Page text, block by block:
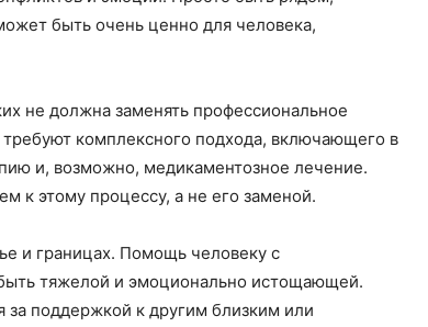
быть очень ценно для человека,
не должна заменять профессиональное
комплексного подхода, включающего в
и, возможно, медикаментозное лечение.
к этому процессу, а не его заменой.
и границах. Помощь человеку с
тяжелой и эмоционально истощающей.
за поддержкой к другим близким или